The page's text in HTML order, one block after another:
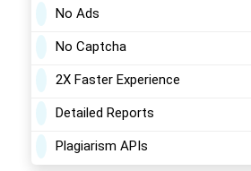
No Ads
No Captcha
2X Faster Experience
Detailed Reports
Plagiarism APIs